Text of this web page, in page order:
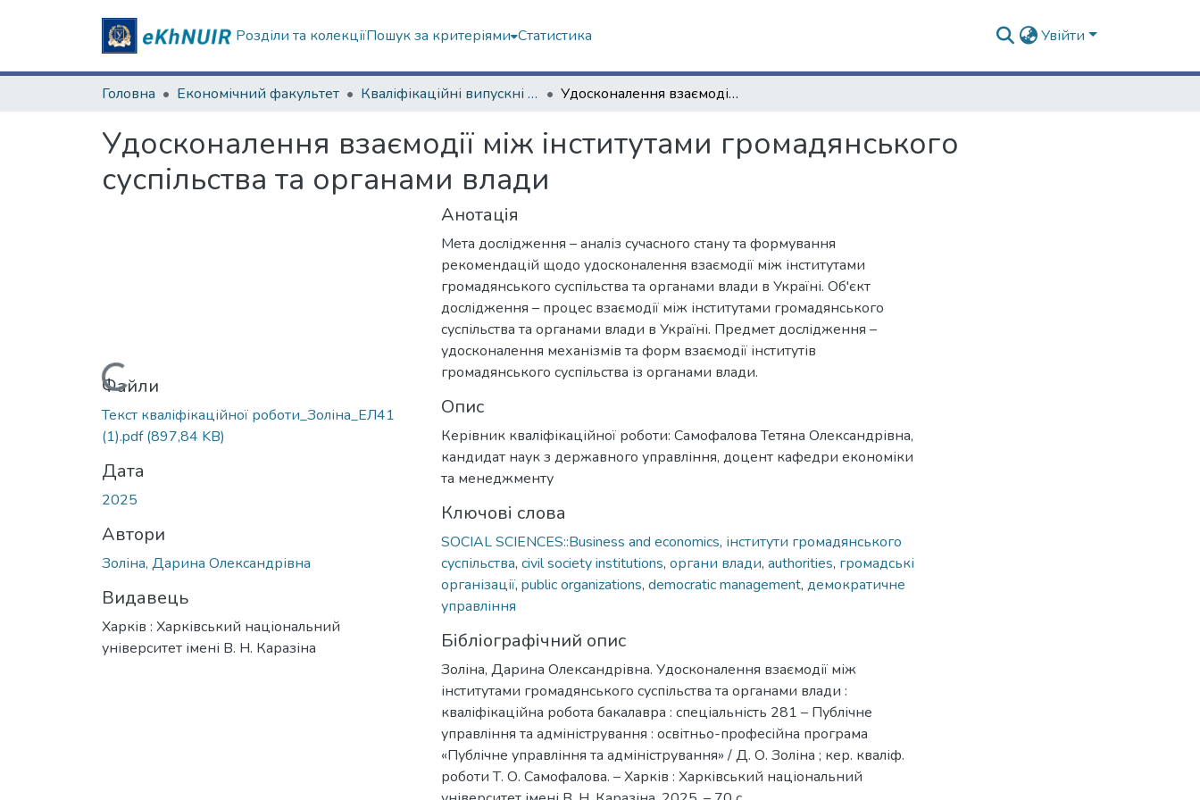
Розділи та колекціїПошук за критеріями Статистика Увійти
Головна Економічний факультет Кваліфікаційні випускні роботи бакалаврів. Економічний факультет Удосконалення взаємодії між інститутами громадянського суспільства та органами влади
Удосконалення взаємодії між інститутами громадянського
суспільства та органами влади
Вантажиться...
Файли
Текст кваліфікаційної роботи_Золіна_ЕЛ41
(1).pdf(897,84 KB)
Дата
2025
Автори
Золіна, Дарина Олександрівна
Видавець
Харків : Харківський національний
університет імені В. Н. Каразіна
Анотація
Мета дослідження – аналіз сучасного стану та формування
рекомендацій щодо удосконалення взаємодії між інститутами
громадянського суспільства та органами влади в Україні. Об'єкт
дослідження – процес взаємодії між інститутами громадянського
суспільства та органами влади в Україні. Предмет дослідження –
удосконалення механізмів та форм взаємодії інститутів
громадянського суспільства із органами влади.
Опис
Керівник кваліфікаційної роботи: Самофалова Тетяна Олександрівна,
кандидат наук з державного управління, доцент кафедри економіки
та менеджменту
Ключові слова
SOCIAL SCIENCES::Business and economics, інститути громадянського
суспільства, civil society institutions, органи влади, authorities, громадські
організації, public organizations, democratic management, демократичне
управління
Бібліографічний опис
Золіна, Дарина Олександрівна. Удосконалення взаємодії між
інститутами громадянського суспільства та органами влади :
кваліфікаційна робота бакалавра : спеціальність 281 – Публічне
управління та адміністрування : освітньо-професійна програма
«Публічне управління та адміністрування» / Д. О. Золіна ; кер. кваліф.
роботи Т. О. Самофалова. – Харків : Харківський національний